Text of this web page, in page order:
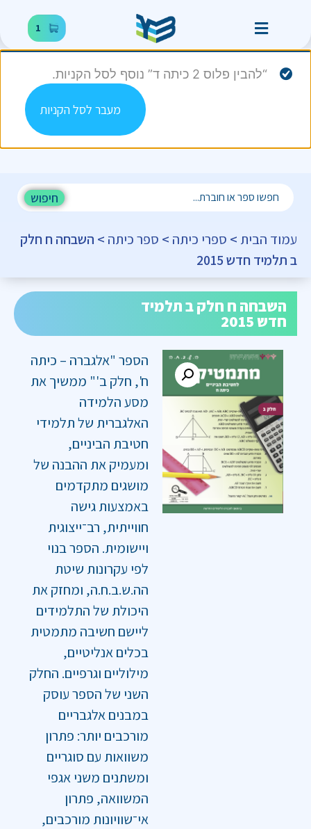
1
“להבין פלוס 2 כיתה ד” נוסף לסל הקניות.
מעבר לסל הקניות
חיפוש
עמוד הבית > ספרי כיתה > ספר כיתה > השבחה ח חלק
ב תלמיד חדש 2015
השבחה ח חלק ב תלמיד
חדש 2015
הספר "אלגברה – כיתה
ח', חלק ב'" ממשיך את
מסע הלמידה
האלגברית של תלמידי
חטיבת הביניים,
ומעמיק את ההבנה של
מושגים מתקדמים
באמצעות גישה
חווייתית, רב־ייצוגית
ויישומית. הספר בנוי
לפי עקרונות שיטת
הה.ש.ב.ח.ה, ומחזק את
היכולת של התלמידים
ליישם חשיבה מתמטית
בכלים אנליטיים,
מילוליים וגרפיים. החלק
השני של הספר עוסק
במבנים אלגבריים
מורכבים יותר: פתרון
משוואות עם סוגריים
ומשתנים משני אגפי
המשוואה, פתרון
אי־שוויונות מורכבים,